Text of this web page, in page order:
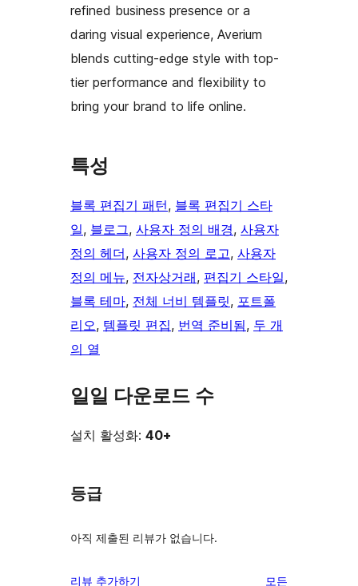
refined business presence or a
daring visual experience, Averium
blends cutting-edge style with top-
tier performance and flexibility to
bring your brand to life online.
특성
블록 편집기 패턴, 블록 편집기 스타
일, 블로그, 사용자 정의 배경, 사용자
정의 헤더, 사용자 정의 로고, 사용자
정의 메뉴, 전자상거래, 편집기 스타일
블록 테마, 전체 너비 템플릿, 포트폴
리오, 템플릿 편집, 번역 준비됨, 두 개
의 열
일일 다운로드 수
설치 활성화: 40+
등급
아직 제출된 리뷰가 없습니다.
리뷰 추가하기 모든